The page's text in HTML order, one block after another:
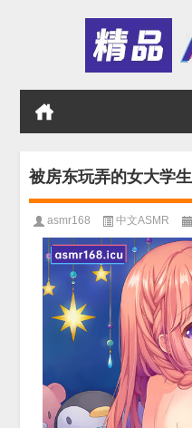
被房东玩弄的女大学生
asmr168 中文ASMR